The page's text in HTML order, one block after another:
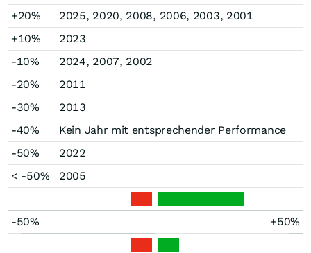
+20%
2025, 2020, 2008, 2006, 2003, 2001
+10%
2023
-10%
2024, 2007, 2002
-20%
2011
-30%
2013
-40%
Kein Jahr mit entsprechender Performance
-50%
2022
< -50%
2005
-50% +50%